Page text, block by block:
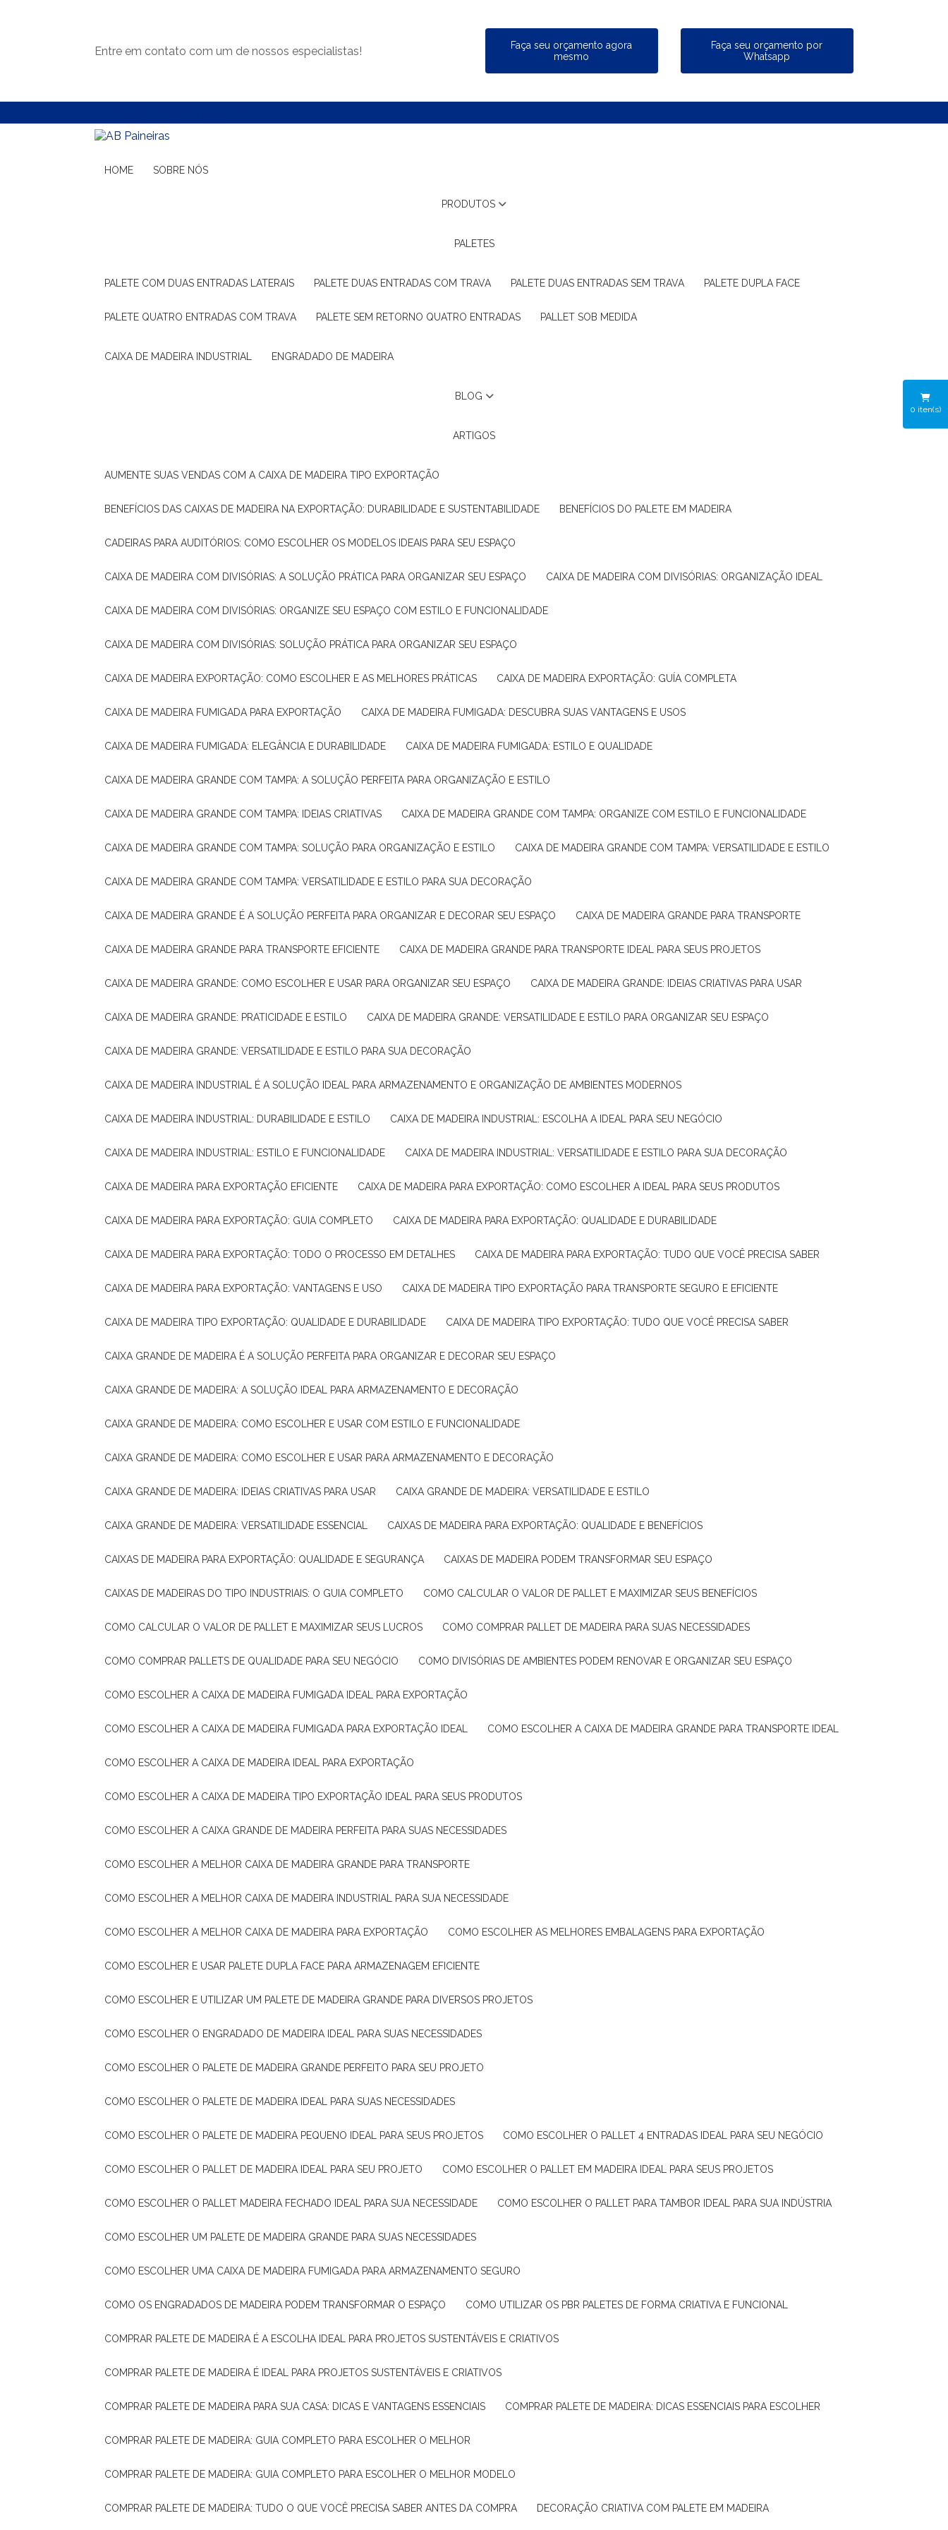
Entre em contato com um de nossos especialistas!
Faça seu orçamento agora
mesmo
Faça seu orçamento por
Whatsapp
HOME SOBRE NÓS
PRODUTOS
PALETES
PALETE COM DUAS ENTRADAS LATERAIS PALETE DUAS ENTRADAS COM TRAVA PALETE DUAS ENTRADAS SEM TRAVA PALETE DUPLA FACE
PALETE QUATRO ENTRADAS COM TRAVA PALETE SEM RETORNO QUATRO ENTRADAS PALLET SOB MEDIDA
CAIXA DE MADEIRA INDUSTRIAL ENGRADADO DE MADEIRA
BLOG
ARTIGOS
AUMENTE SUAS VENDAS COM A CAIXA DE MADEIRA TIPO EXPORTAÇÃO
BENEFÍCIOS DAS CAIXAS DE MADEIRA NA EXPORTAÇÃO: DURABILIDADE E SUSTENTABILIDADE BENEFÍCIOS DO PALETE EM MADEIRA
CADEIRAS PARA AUDITÓRIOS: COMO ESCOLHER OS MODELOS IDEAIS PARA SEU ESPAÇO
CAIXA DE MADEIRA COM DIVISÓRIAS: A SOLUÇÃO PRÁTICA PARA ORGANIZAR SEU ESPAÇO CAIXA DE MADEIRA COM DIVISÓRIAS: ORGANIZAÇÃO IDEAL
CAIXA DE MADEIRA COM DIVISÓRIAS: ORGANIZE SEU ESPAÇO COM ESTILO E FUNCIONALIDADE
CAIXA DE MADEIRA COM DIVISÓRIAS: SOLUÇÃO PRÁTICA PARA ORGANIZAR SEU ESPAÇO
CAIXA DE MADEIRA EXPORTAÇÃO: COMO ESCOLHER E AS MELHORES PRÁTICAS CAIXA DE MADEIRA EXPORTAÇÃO: GUÍA COMPLETA
CAIXA DE MADEIRA FUMIGADA PARA EXPORTAÇÃO CAIXA DE MADEIRA FUMIGADA: DESCUBRA SUAS VANTAGENS E USOS
CAIXA DE MADEIRA FUMIGADA: ELEGÂNCIA E DURABILIDADE CAIXA DE MADEIRA FUMIGADA: ESTILO E QUALIDADE
CAIXA DE MADEIRA GRANDE COM TAMPA: A SOLUÇÃO PERFEITA PARA ORGANIZAÇÃO E ESTILO
CAIXA DE MADEIRA GRANDE COM TAMPA: IDEIAS CRIATIVAS CAIXA DE MADEIRA GRANDE COM TAMPA: ORGANIZE COM ESTILO E FUNCIONALIDADE
CAIXA DE MADEIRA GRANDE COM TAMPA: SOLUÇÃO PARA ORGANIZAÇÃO E ESTILO CAIXA DE MADEIRA GRANDE COM TAMPA: VERSATILIDADE E ESTILO
CAIXA DE MADEIRA GRANDE COM TAMPA: VERSATILIDADE E ESTILO PARA SUA DECORAÇÃO
CAIXA DE MADEIRA GRANDE É A SOLUÇÃO PERFEITA PARA ORGANIZAR E DECORAR SEU ESPAÇO CAIXA DE MADEIRA GRANDE PARA TRANSPORTE
CAIXA DE MADEIRA GRANDE PARA TRANSPORTE EFICIENTE CAIXA DE MADEIRA GRANDE PARA TRANSPORTE IDEAL PARA SEUS PROJETOS
CAIXA DE MADEIRA GRANDE: COMO ESCOLHER E USAR PARA ORGANIZAR SEU ESPAÇO CAIXA DE MADEIRA GRANDE: IDEIAS CRIATIVAS PARA USAR
CAIXA DE MADEIRA GRANDE: PRATICIDADE E ESTILO CAIXA DE MADEIRA GRANDE: VERSATILIDADE E ESTILO PARA ORGANIZAR SEU ESPAÇO
CAIXA DE MADEIRA GRANDE: VERSATILIDADE E ESTILO PARA SUA DECORAÇÃO
CAIXA DE MADEIRA INDUSTRIAL É A SOLUÇÃO IDEAL PARA ARMAZENAMENTO E ORGANIZAÇÃO DE AMBIENTES MODERNOS
CAIXA DE MADEIRA INDUSTRIAL: DURABILIDADE E ESTILO CAIXA DE MADEIRA INDUSTRIAL: ESCOLHA A IDEAL PARA SEU NEGÓCIO
CAIXA DE MADEIRA INDUSTRIAL: ESTILO E FUNCIONALIDADE CAIXA DE MADEIRA INDUSTRIAL: VERSATILIDADE E ESTILO PARA SUA DECORAÇÃO
CAIXA DE MADEIRA PARA EXPORTAÇÃO EFICIENTE CAIXA DE MADEIRA PARA EXPORTAÇÃO: COMO ESCOLHER A IDEAL PARA SEUS PRODUTOS
CAIXA DE MADEIRA PARA EXPORTAÇÃO: GUIA COMPLETO CAIXA DE MADEIRA PARA EXPORTAÇÃO: QUALIDADE E DURABILIDADE
CAIXA DE MADEIRA PARA EXPORTAÇÃO: TODO O PROCESSO EM DETALHES CAIXA DE MADEIRA PARA EXPORTAÇÃO: TUDO QUE VOCÊ PRECISA SABER
CAIXA DE MADEIRA PARA EXPORTAÇÃO: VANTAGENS E USO CAIXA DE MADEIRA TIPO EXPORTAÇÃO PARA TRANSPORTE SEGURO E EFICIENTE
CAIXA DE MADEIRA TIPO EXPORTAÇÃO: QUALIDADE E DURABILIDADE CAIXA DE MADEIRA TIPO EXPORTAÇÃO: TUDO QUE VOCÊ PRECISA SABER
CAIXA GRANDE DE MADEIRA É A SOLUÇÃO PERFEITA PARA ORGANIZAR E DECORAR SEU ESPAÇO
CAIXA GRANDE DE MADEIRA: A SOLUÇÃO IDEAL PARA ARMAZENAMENTO E DECORAÇÃO
CAIXA GRANDE DE MADEIRA: COMO ESCOLHER E USAR COM ESTILO E FUNCIONALIDADE
CAIXA GRANDE DE MADEIRA: COMO ESCOLHER E USAR PARA ARMAZENAMENTO E DECORAÇÃO
CAIXA GRANDE DE MADEIRA: IDEIAS CRIATIVAS PARA USAR CAIXA GRANDE DE MADEIRA: VERSATILIDADE E ESTILO
CAIXA GRANDE DE MADEIRA: VERSATILIDADE ESSENCIAL CAIXAS DE MADEIRA PARA EXPORTAÇÃO: QUALIDADE E BENEFÍCIOS
CAIXAS DE MADEIRA PARA EXPORTAÇÃO: QUALIDADE E SEGURANÇA CAIXAS DE MADEIRA PODEM TRANSFORMAR SEU ESPAÇO
CAIXAS DE MADEIRAS DO TIPO INDUSTRIAIS: O GUIA COMPLETO COMO CALCULAR O VALOR DE PALLET E MAXIMIZAR SEUS BENEFÍCIOS
COMO CALCULAR O VALOR DE PALLET E MAXIMIZAR SEUS LUCROS COMO COMPRAR PALLET DE MADEIRA PARA SUAS NECESSIDADES
COMO COMPRAR PALLETS DE QUALIDADE PARA SEU NEGÓCIO COMO DIVISÓRIAS DE AMBIENTES PODEM RENOVAR E ORGANIZAR SEU ESPAÇO
COMO ESCOLHER A CAIXA DE MADEIRA FUMIGADA IDEAL PARA EXPORTAÇÃO
COMO ESCOLHER A CAIXA DE MADEIRA FUMIGADA PARA EXPORTAÇÃO IDEAL COMO ESCOLHER A CAIXA DE MADEIRA GRANDE PARA TRANSPORTE IDEAL
COMO ESCOLHER A CAIXA DE MADEIRA IDEAL PARA EXPORTAÇÃO
COMO ESCOLHER A CAIXA DE MADEIRA TIPO EXPORTAÇÃO IDEAL PARA SEUS PRODUTOS
COMO ESCOLHER A CAIXA GRANDE DE MADEIRA PERFEITA PARA SUAS NECESSIDADES
COMO ESCOLHER A MELHOR CAIXA DE MADEIRA GRANDE PARA TRANSPORTE
COMO ESCOLHER A MELHOR CAIXA DE MADEIRA INDUSTRIAL PARA SUA NECESSIDADE
COMO ESCOLHER A MELHOR CAIXA DE MADEIRA PARA EXPORTAÇÃO COMO ESCOLHER AS MELHORES EMBALAGENS PARA EXPORTAÇÃO
COMO ESCOLHER E USAR PALETE DUPLA FACE PARA ARMAZENAGEM EFICIENTE
COMO ESCOLHER E UTILIZAR UM PALETE DE MADEIRA GRANDE PARA DIVERSOS PROJETOS
COMO ESCOLHER O ENGRADADO DE MADEIRA IDEAL PARA SUAS NECESSIDADES
COMO ESCOLHER O PALETE DE MADEIRA GRANDE PERFEITO PARA SEU PROJETO
COMO ESCOLHER O PALETE DE MADEIRA IDEAL PARA SUAS NECESSIDADES
COMO ESCOLHER O PALETE DE MADEIRA PEQUENO IDEAL PARA SEUS PROJETOS COMO ESCOLHER O PALLET 4 ENTRADAS IDEAL PARA SEU NEGÓCIO
COMO ESCOLHER O PALLET DE MADEIRA IDEAL PARA SEU PROJETO COMO ESCOLHER O PALLET EM MADEIRA IDEAL PARA SEUS PROJETOS
COMO ESCOLHER O PALLET MADEIRA FECHADO IDEAL PARA SUA NECESSIDADE COMO ESCOLHER O PALLET PARA TAMBOR IDEAL PARA SUA INDÚSTRIA
COMO ESCOLHER UM PALETE DE MADEIRA GRANDE PARA SUAS NECESSIDADES
COMO ESCOLHER UMA CAIXA DE MADEIRA FUMIGADA PARA ARMAZENAMENTO SEGURO
COMO OS ENGRADADOS DE MADEIRA PODEM TRANSFORMAR O ESPAÇO COMO UTILIZAR OS PBR PALETES DE FORMA CRIATIVA E FUNCIONAL
COMPRAR PALETE DE MADEIRA É A ESCOLHA IDEAL PARA PROJETOS SUSTENTÁVEIS E CRIATIVOS
COMPRAR PALETE DE MADEIRA É IDEAL PARA PROJETOS SUSTENTÁVEIS E CRIATIVOS
COMPRAR PALETE DE MADEIRA PARA SUA CASA: DICAS E VANTAGENS ESSENCIAIS COMPRAR PALETE DE MADEIRA: DICAS ESSENCIAIS PARA ESCOLHER
COMPRAR PALETE DE MADEIRA: GUIA COMPLETO PARA ESCOLHER O MELHOR
COMPRAR PALETE DE MADEIRA: GUIA COMPLETO PARA ESCOLHER O MELHOR MODELO
COMPRAR PALETE DE MADEIRA: TUDO O QUE VOCÊ PRECISA SABER ANTES DA COMPRA DECORAÇÃO CRIATIVA COM PALETE EM MADEIRA
0 iten(s)